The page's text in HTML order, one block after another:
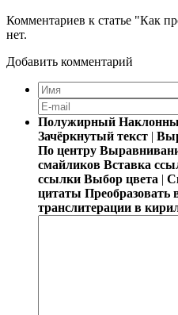
Комментариев к статье "Как
нет.
Добавить комментарий
Полужирный
Зачёркнутый текст |
По центру
смайликов Вставка
ссылки Выбор цвета |
цитаты Преобразовать
транслитерации в